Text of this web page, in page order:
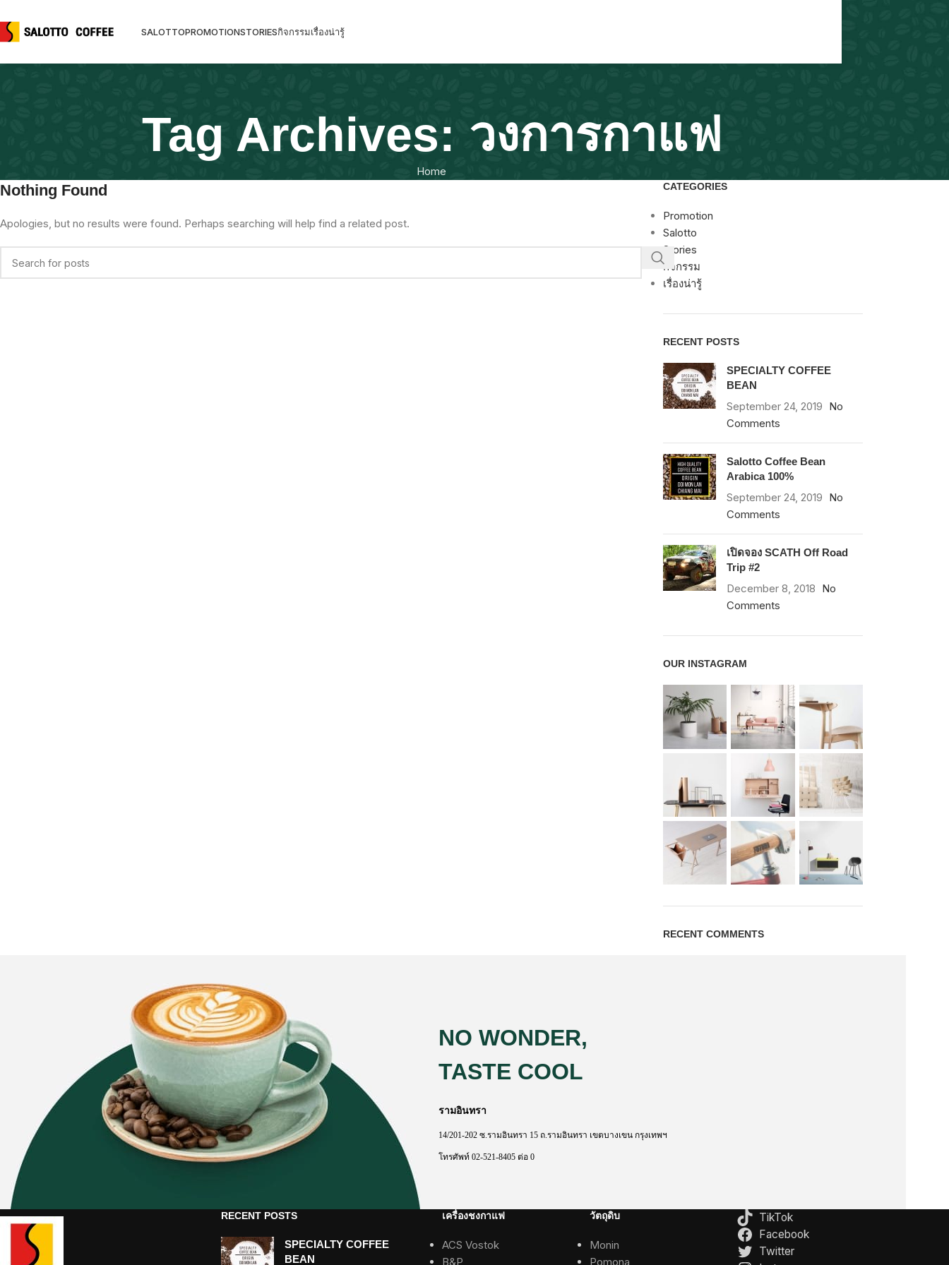
SALOTTOPROMOTIONSTORIESกิจกรรมเรื่องน่ารู้
Tag Archives: วงการกาแฟ
Home
Nothing Found
Apologies, but no results were found. Perhaps searching will help find a related post.
CATEGORIES
Promotion
Salotto
Stories
กิจกรรม
เรื่องน่ารู้
RECENT POSTS
SPECIALTY COFFEE
BEAN
September 24, 2019 No
Comments
Salotto Coffee Bean
Arabica 100%
September 24, 2019 No
Comments
เปิดจอง SCATH Off Road
Trip #2
December 8, 2018 No
Comments
OUR INSTAGRAM
RECENT COMMENTS
NO WONDER,
TASTE COOL
รามอินทรา
14/201-202 ซ.รามอินทรา 15 ถ.รามอินทรา เขตบางเขน กรุงเทพฯ
โทรศัพท์ 02-521-8405 ต่อ 0
RECENT POSTS
SPECIALTY COFFEE
BEAN
เครื่องชงกาแฟ
ACS Vostok
B&P
วัตถุดิบ
Monin
Pomona
TikTok
Facebook
Twitter